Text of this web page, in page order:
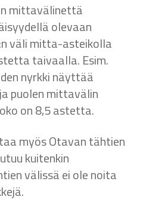
mittavälinettä
olevaan
väli mitta-asteikolla
taivaalla. Esim.
nyrkki näyttää
puolen mittavälin
on 8,5 astetta.
myös Otavan tähtien
kuitenkin
välissä ei ole noita